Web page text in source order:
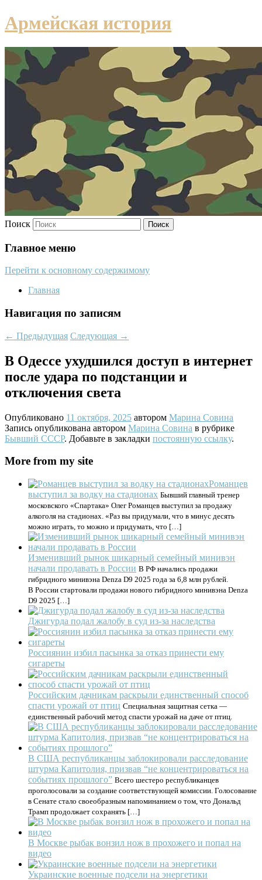
Армейская история
Поиск
Главное меню
Перейти к основному содержимому
Главная
Навигация по записям
← Предыдущая Следующая →
В Одессе ухудшился доступ в интернет
после удара по подстанции и
отключения света
Опубликовано 11 октября, 2025 автором Марина Совина
Запись опубликована автором Марина Совина в рубрике
Бывший СССР. Добавьте в закладки постоянную ссылку.
More from my site
Романцев
выступил за водку на стадионах Бывший главный тренер
московского «Спартака» Олег Романцев выступил за продажу
алкоголя на стадионах. «Раз вы придумали, что в минус десять
можно играть, то можно и придумать, что […]
Изменивший рынок шикарный семейный минивэн
начали продавать в России В РФ начались продажи
гибридного минивэна Denza D9 2025 года за 6,8 млн рублей.
В России стартовали продажи нового гибридного минивэна Denza
D9 2025 […]
Джигурда подал жалобу в суд из-за наследства
Россиянин избил пасынка за отказ принести ему
сигареты
Российским дачникам раскрыли единственный способ
спасти урожай от птиц Специальная защитная сетка —
единственный рабочий метод спасти урожай на даче от птиц.
В США республиканцы заблокировали расследование
штурма Капитолия, призвав “не концентрироваться на
событиях прошлого” Всего шестеро республиканцев
проголосовали за создание соответствующей комиссии. Голосование
в Сенате стало своеобразным напоминанием о том, что Дональд
Трамп продолжает сохранять […]
В Москве рыбак вонзил нож в прохожего и попал на
видео
Украинские военные подсели на энергетики